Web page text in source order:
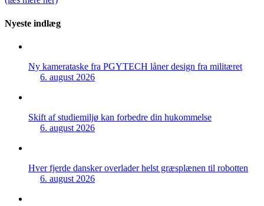
Nyeste indlæg
Ny kamerataske fra PGYTECH låner design fra militæret
6. august 2026
Skift af studiemiljø kan forbedre din hukommelse
6. august 2026
Hver fjerde dansker overlader helst græsplænen til robotten
6. august 2026